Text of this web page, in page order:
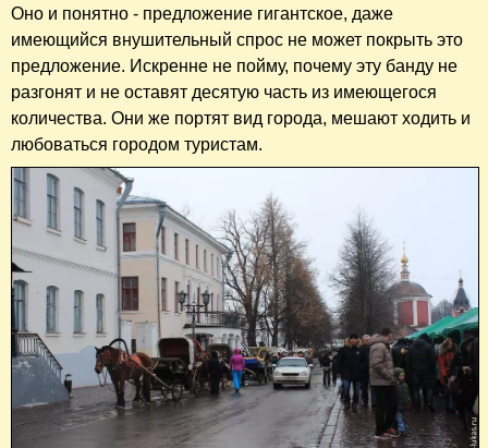
Оно и понятно - предложение гигантское, даже
имеющийся внушительный спрос не может покрыть это
предложение. Искренне не пойму, почему эту банду не
разгонят и не оставят десятую часть из имеющегося
количества. Они же портят вид города, мешают ходить и
любоваться городом туристам.